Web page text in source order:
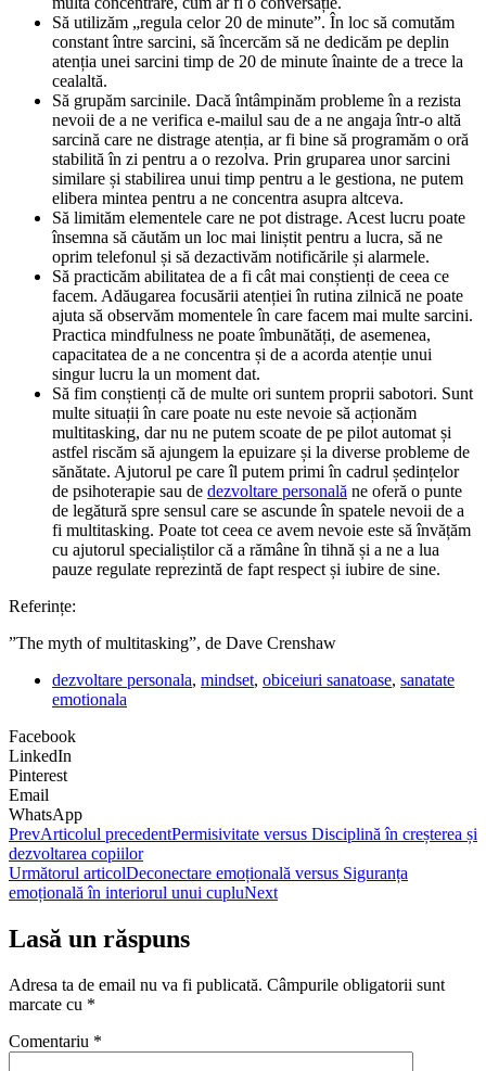
Să utilizăm „regula celor 20 de minute”. În loc să comutăm
constant între sarcini, să încercăm să ne dedicăm pe deplin
atenția unei sarcini timp de 20 de minute înainte de a trece la
cealaltă.
Să grupăm sarcinile. Dacă întâmpinăm probleme în a rezista
nevoii de a ne verifica e-mailul sau de a ne angaja într-o altă
sarcină care ne distrage atenția, ar fi bine să programăm o oră
stabilită în zi pentru a o rezolva. Prin gruparea unor sarcini
similare și stabilirea unui timp pentru a le gestiona, ne putem
elibera mintea pentru a ne concentra asupra altceva.
Să limităm elementele care ne pot distrage. Acest lucru poate
însemna să căutăm un loc mai liniștit pentru a lucra, să ne
oprim telefonul și să dezactivăm notificările și alarmele.
Să practicăm abilitatea de a fi cât mai conștienți de ceea ce
facem. Adăugarea focusării atenției în rutina zilnică ne poate
ajuta să observăm momentele în care facem mai multe sarcini.
Practica mindfulness ne poate îmbunătăți, de asemenea,
capacitatea de a ne concentra și de a acorda atenție unui
singur lucru la un moment dat.
Să fim conștienți că de multe ori suntem proprii sabotori. Sunt
multe situații în care poate nu este nevoie să acționăm
multitasking, dar nu ne putem scoate de pe pilot automat și
astfel riscăm să ajungem la epuizare și la diverse probleme de
sănătate. Ajutorul pe care îl putem primi în cadrul ședințelor
de psihoterapie sau de dezvoltare personală ne oferă o punte
de legătură spre sensul care se ascunde în spatele nevoii de a
fi multitasking. Poate tot ceea ce avem nevoie este să învățăm
cu ajutorul specialiștilor că a rămâne în tihnă și a ne a lua
pauze regulate reprezintă de fapt respect și iubire de sine.
Referințe:
”The myth of multitasking”, de Dave Crenshaw
dezvoltare personala, mindset, obiceiuri sanatoase, sanatate
emotionala
Facebook
LinkedIn
Pinterest
Email
WhatsApp
PrevArticolul precedentPermisivitate versus Disciplină în creșterea și
dezvoltarea copiilor
Următorul articolDeconectare emoțională versus Siguranța
emoțională în interiorul unui cupluNext
Lasă un răspuns
Adresa ta de email nu va fi publicată. Câmpurile obligatorii sunt
marcate cu *
Comentariu *